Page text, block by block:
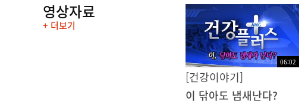
영상자료
+ 더보기
06:02
[건강이야기]
이 닦아도 냄새난다?